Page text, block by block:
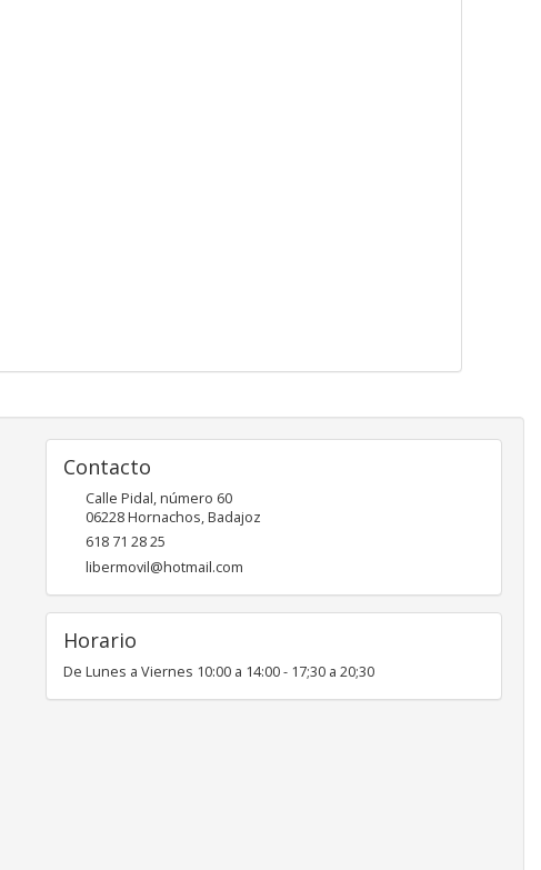
Contacto
Calle Pidal, número 60
06228Hornachos,Badajoz
618 71 28 25
libermovil@hotmail.com
Horario
De Lunes a Viernes 10:00 a 14:00 - 17;30 a 20;30